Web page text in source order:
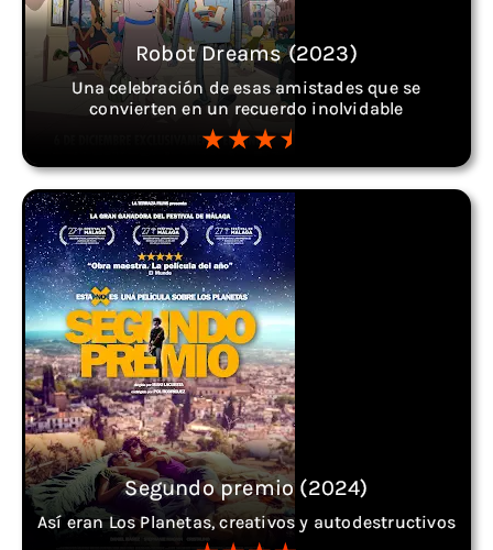
Robot Dreams (2023)
Una celebración de esas amistades que se
convierten en un recuerdo inolvidable
Segundo premio (2024)
Así eran Los Planetas, creativos y autodestructivos